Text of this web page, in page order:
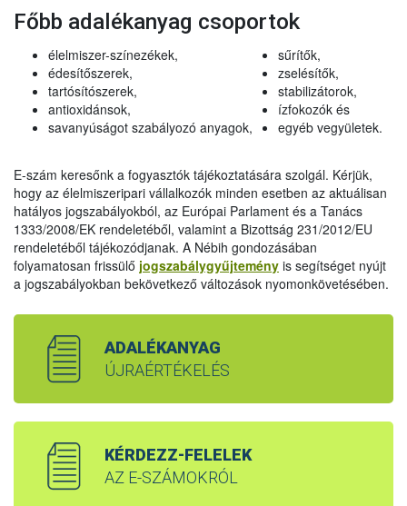
Főbb adalékanyag csoportok
élelmiszer-színezékek,
édesítőszerek,
tartósítószerek,
antioxidánsok,
savanyúságot szabályozó anyagok,
sűrítők,
zselésítők,
stabilizátorok,
ízfokozók és
egyéb vegyületek.
E-szám keresőnk a fogyasztók tájékoztatására szolgál. Kérjük,
hogy az élelmiszeripari vállalkozók minden esetben az aktuálisan
hatályos jogszabályokból, az Európai Parlament és a Tanács
1333/2008/EK rendeletéből, valamint a Bizottság 231/2012/EU
rendeletéből tájékozódjanak. A Nébih gondozásában
folyamatosan frissülő jogszabálygyűjtemény is segítséget nyújt
a jogszabályokban bekövetkező változások nyomonkövetésében.
ADALÉKANYAG
ÚJRAÉRTÉKELÉS
KÉRDEZZ-FELELEK
AZ E-SZÁMOKRÓL